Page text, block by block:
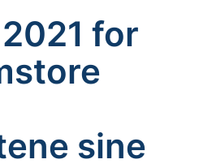
for
sine